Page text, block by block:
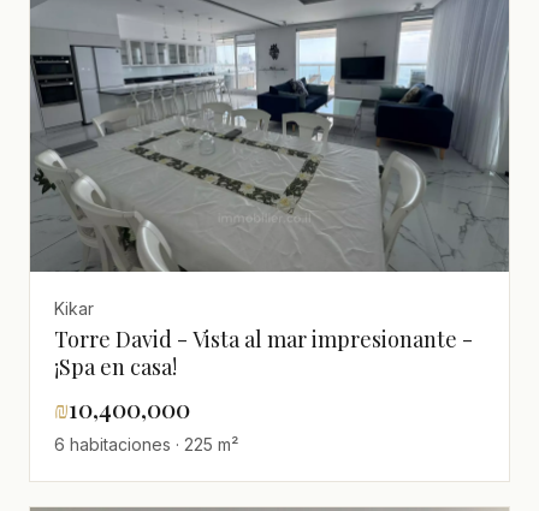
Kikar
Torre David - Vista al mar impresionante -
¡Spa en casa!
₪10,400,000
6 habitaciones · 225 m²